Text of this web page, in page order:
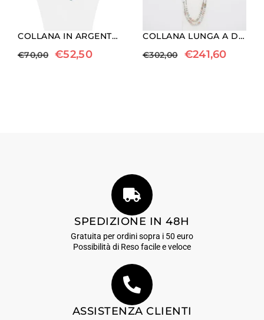
COLLANA IN ARGENTO CON TURCHESE, QUARZO E CORNIOLA
€70,00 €52,50
COLLANA LUNGA A DUE FILI IN MORGANITE ED ACQUAMARINA
€302,00 €241,60
SPEDIZIONE IN 48H
Gratuita per ordini sopra i 50 euro
Possibilità di Reso facile e veloce
ASSISTENZA CLIENTI